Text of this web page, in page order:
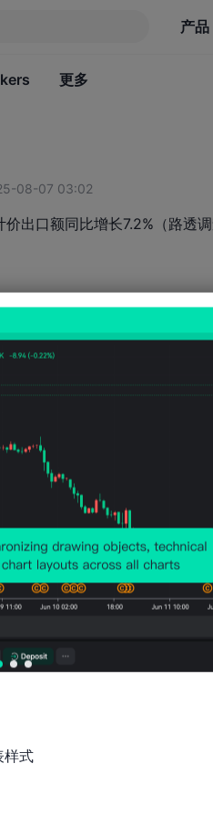
产品
资讯 信号
更多
08-07 03:02
出口额同比增长7.2%（路透
样式